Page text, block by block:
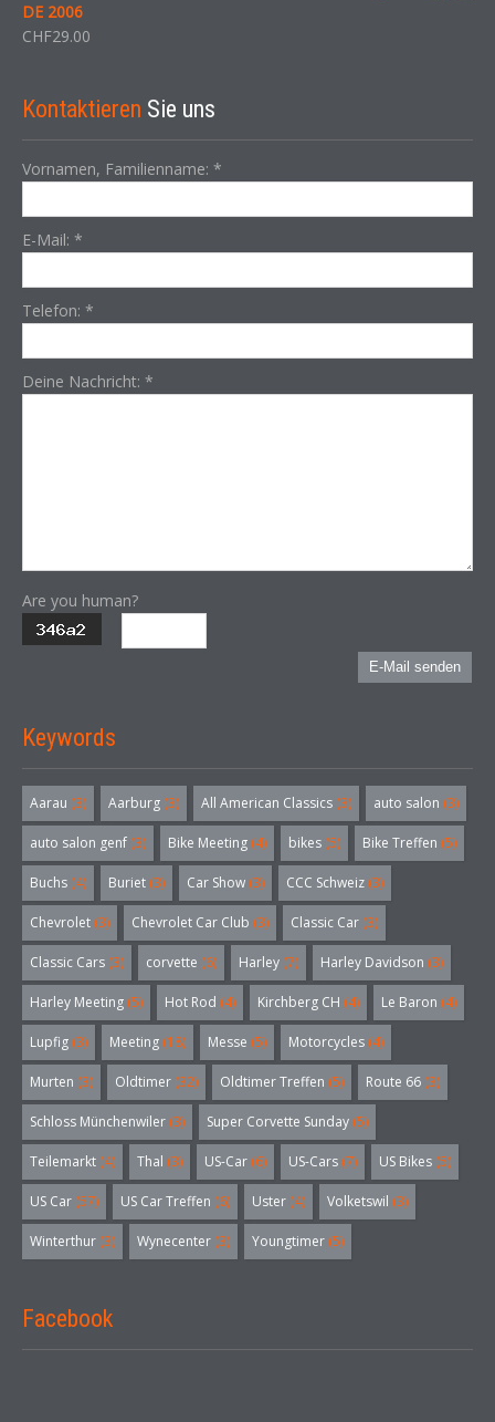
DE 2006
CHF29.00
Kontaktieren Sie uns
Vornamen, Familienname: *
E-Mail: *
Telefon: *
Deine Nachricht: *
Are you human?
E-Mail senden
Keywords
Aarau (3) Aarburg (3) All American Classics (3) auto salon (3)
auto salon genf (3) Bike Meeting (4) bikes (5) Bike Treffen (5)
Buchs (4) Buriet (3) Car Show (3) CCC Schweiz (3)
Chevrolet (3) Chevrolet Car Club (3) Classic Car (3)
Classic Cars (3) corvette (6) Harley (7) Harley Davidson (3)
Harley Meeting (5) Hot Rod (4) Kirchberg CH (4) Le Baron (4)
Lupfig (3) Meeting (18) Messe (5) Motorcycles (4)
Murten (3) Oldtimer (32) Oldtimer Treffen (5) Route 66 (3)
Schloss Münchenwiler (3) Super Corvette Sunday (5)
Teilemarkt (4) Thal (3) US-Car (6) US-Cars (7) US Bikes (5)
US Car (57) US Car Treffen (6) Uster (4) Volketswil (3)
Winterthur (3) Wynecenter (3) Youngtimer (5)
Facebook